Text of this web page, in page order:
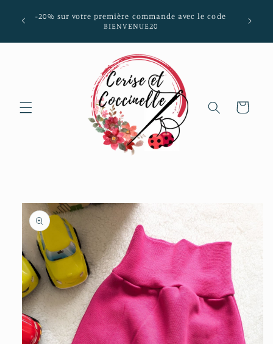
au
-20% sur votre première commande avec le code
BIENVENUE20
Panier
Passer aux
informations
produits